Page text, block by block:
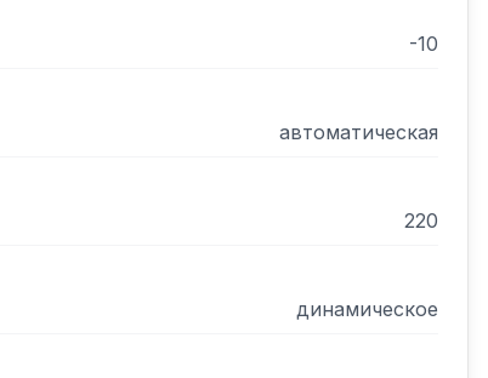
-10
автоматическая
220
динамическое